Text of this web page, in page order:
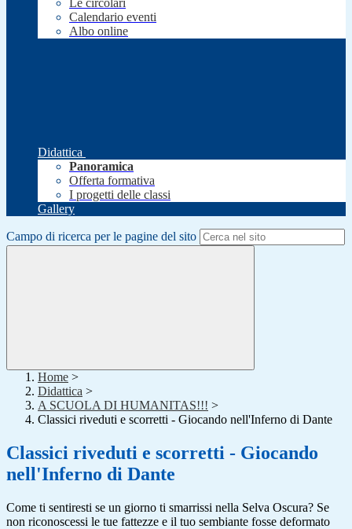
Le circolari
Calendario eventi
Albo online
Didattica
Panoramica
Offerta formativa
I progetti delle classi
Gallery
Campo di ricerca per le pagine del sito
Home >
Didattica >
A SCUOLA DI HUMANITAS!!! >
Classici riveduti e scorretti - Giocando nell'Inferno di Dante
Classici riveduti e scorretti - Giocando
nell'Inferno di Dante
Come ti sentiresti se un giorno ti smarrissi nella Selva Oscura? Se
non riconoscessi le tue fattezze e il tuo sembiante fosse deformato